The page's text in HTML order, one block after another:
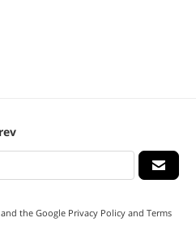
the Google Privacy Policy and Terms